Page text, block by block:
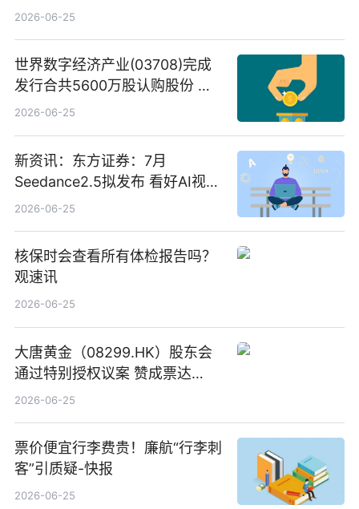
2026-06-25
世界数字经济产业(03708)完成
发行合共5600万股认购股份 净
筹约1007万港元 独家焦点
2026-06-25
新资讯：东方证券：7月
Seedance2.5拟发布 看好AI视频
创作工作流进一步提效
2026-06-25
核保时会查看所有体检报告吗？
观速讯
2026-06-25
大唐黄金（08299.HK）股东会
通过特别授权议案 赞成票达
100%_新动态
2026-06-25
票价便宜行李费贵！廉航“行李刺
客”引质疑-快报
2026-06-25